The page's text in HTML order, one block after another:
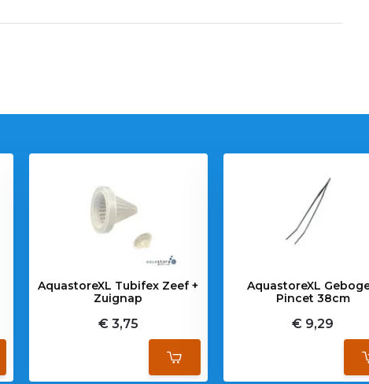
AquastoreXL Tubifex Zeef +
Zuignap
€ 3,75
AquastoreXL
Pincet 38cm
€ 9,29